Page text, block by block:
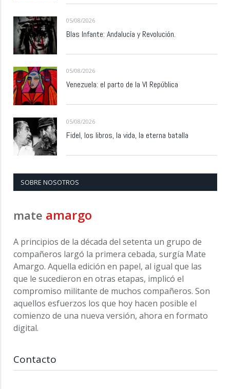
05/08/2026
Blas Infante: Andalucía y Revolución.
05/08/2026
Venezuela: el parto de la VI República
05/08/2026
Fidel, los libros, la vida, la eterna batalla
SOBRE NOSOTROS
mate amargo
A principios de la década del setenta un grupo de
compañeros largó la primera cebada, surgía Mate
Amargo. Aquella edición en papel, al igual que las
que le sucedieron en otras etapas, implicó el
compromiso militante de muchos compañeros. Son
aquellos esfuerzos los que hoy hacen posible el
comienzo de una nueva versión, ahora en formato
digital.
Contacto